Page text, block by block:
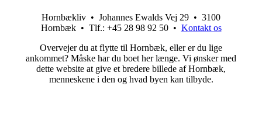
Hornbækliv • Johannes Ewalds Vej 29 • 3100
Hornbæk • Tlf.: +45 28 98 92 50 • Kontakt os
Overvejer du at flytte til Hornbæk, eller er du lige
ankommet? Måske har du boet her længe. Vi ønsker med
dette website at give et bredere billede af Hornbæk,
menneskene i den og hvad byen kan tilbyde.